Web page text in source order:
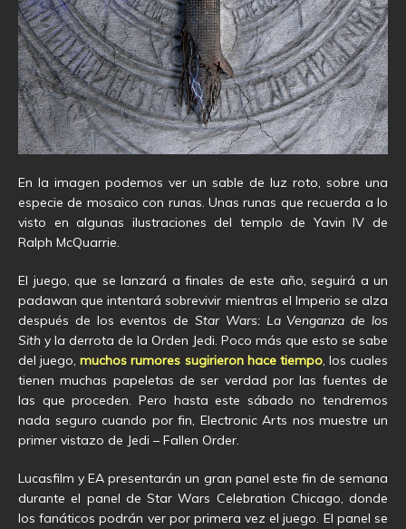
En la imagen podemos ver un sable de luz roto, sobre una
especie de mosaico con runas. Unas runas que recuerda a lo
visto en algunas ilustraciones del templo de Yavin IV de
Ralph McQuarrie.
El juego, que se lanzará a finales de este año, seguirá a un
padawan que intentará sobrevivir mientras el Imperio se alza
después de los eventos de Star Wars: La Venganza de los
Sith y la derrota de la Orden Jedi. Poco más que esto se sabe
del juego,muchos rumores sugirieron hace tiempo, los cuales
tienen muchas papeletas de ser verdad por las fuentes de
las que proceden. Pero hasta este sábado no tendremos
nada seguro cuando por fin, Electronic Arts nos muestre un
primer vistazo de Jedi – Fallen Order.
Lucasfilm y EA presentarán un gran panel este fin de semana
durante el panel de Star Wars Celebration Chicago, donde
los fanáticos podrán ver por primera vez el juego. El panel se